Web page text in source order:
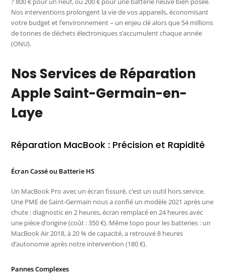
Nos interventions prolongent la vie de vos appareils, économisant
votre budget et l’environnement – un enjeu clé alors que 54 millions
de tonnes de déchets électroniques s’accumulent chaque année
(ONU).
Nos Services de Réparation
Apple Saint-Germain-en-
Laye
Réparation MacBook : Précision et Rapidité
Écran Cassé ou Batterie HS
Un MacBook Pro avec un écran fissuré, c’est un outil hors service.
Une PME de Saint-Germain nous a confié un modèle 2021 après une
chute : diagnostic en 2 heures, écran remplacé en 24 heures avec
une pièce d’origine (coût : 350 €). Même topo pour les batteries : un
MacBook Air 2018, à 20 % de capacité, a retrouvé 8 heures
d’autonomie après notre intervention (180 €).
Pannes Complexes